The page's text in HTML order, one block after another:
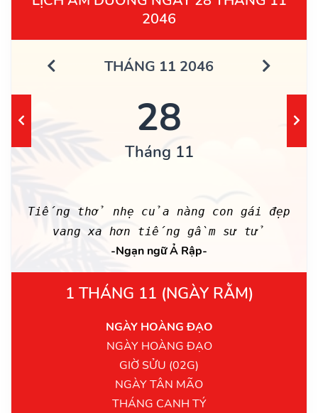
2046
THÁNG 11 2046
28
Tháng 11
Tiếng thở nhẹ của nàng con gái đẹp
vang xa hơn tiếng gầm sư tử
-Ngạn ngữ Ả Rập-
1 THÁNG 11 (NGÀY RẰM)
NGÀY HOÀNG ĐẠO
NGÀY HOÀNG ĐẠO
GIỜ SỬU (02G)
NGÀY TÂN MÃO
THÁNG CANH TÝ